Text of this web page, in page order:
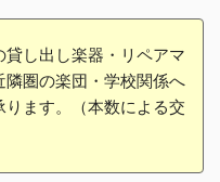
し出し楽器・リペアマ
圏の楽団・学校関係へ
ます。（本数による交